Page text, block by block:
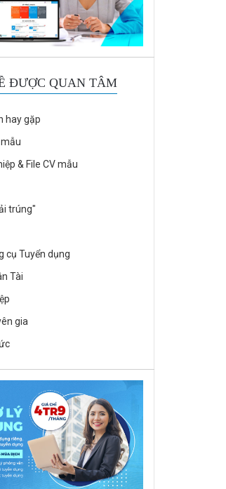
ĐƯỢC QUAN TÂM
hay gặp
mẫu
& File CV mẫu
trúng"
cụ Tuyển dụng
Tài
gia